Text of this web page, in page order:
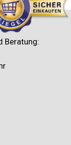
Beratung: